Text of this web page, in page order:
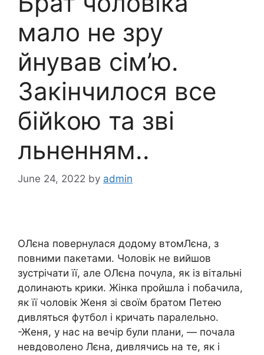
мало не зру
йнував сім’ю.
Закінчилося все
бійkою та зві
льненням..
June 24, 2022 by admin
ОЛєна повернулася додому втомЛєна, з
повними пакетами. Чоловік не вийшов
зустрічати її, але ОЛєна почула, як із вітальні
долинають крики. Жінка пройшла і побачила,
як її чоловік Женя зі своїм братом Петею
дивляться футбол і кричать паралельно.
-Женя, у нас на вечір були плани, — почала
невдоволено Лєна, дивлячись на те, як і